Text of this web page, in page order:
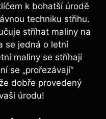
k‌ bohatší úrodě
techniku‌ střihu.
stříhat maliny na
se jedná o letní‍
maliny ⁣se⁤ stříhají
se „prořezávají“
dobře provedený
úrodu!